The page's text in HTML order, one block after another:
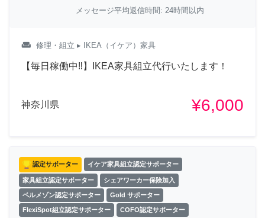
メッセージ平均返信時間: 24時間以内
weekend 修理・組立 ▸ IKEA（イケア）家具
【毎日稼働中‼︎】IKEA家具組立代行いたします！
神奈川県 ¥6,000
認定サポーター イケア家具組立認定サポーター
家具組立認定サポーター シェアワーカー保険加入
ベルメゾン認定サポーター Gold サポーター
FlexiSpot組立認定サポーター COFO認定サポーター